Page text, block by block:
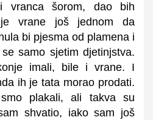
vranca šorom, dao bih
vrane još jednom da
bi pjesma od plamena i
samo sjetim djetinjstva.
imali, bile i vrane. I
ih je tata morao prodati.
plakali, ali takva su
shvatio, iako sam još